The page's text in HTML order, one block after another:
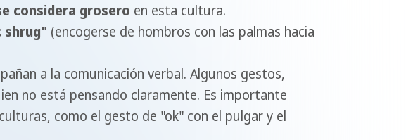
considera grosero en esta cultura.
shrug" (encogerse de hombros con las palmas hacia
a la comunicación verbal. Algunos gestos,
no está pensando claramente. Es importante
como el gesto de "ok" con el pulgar y el